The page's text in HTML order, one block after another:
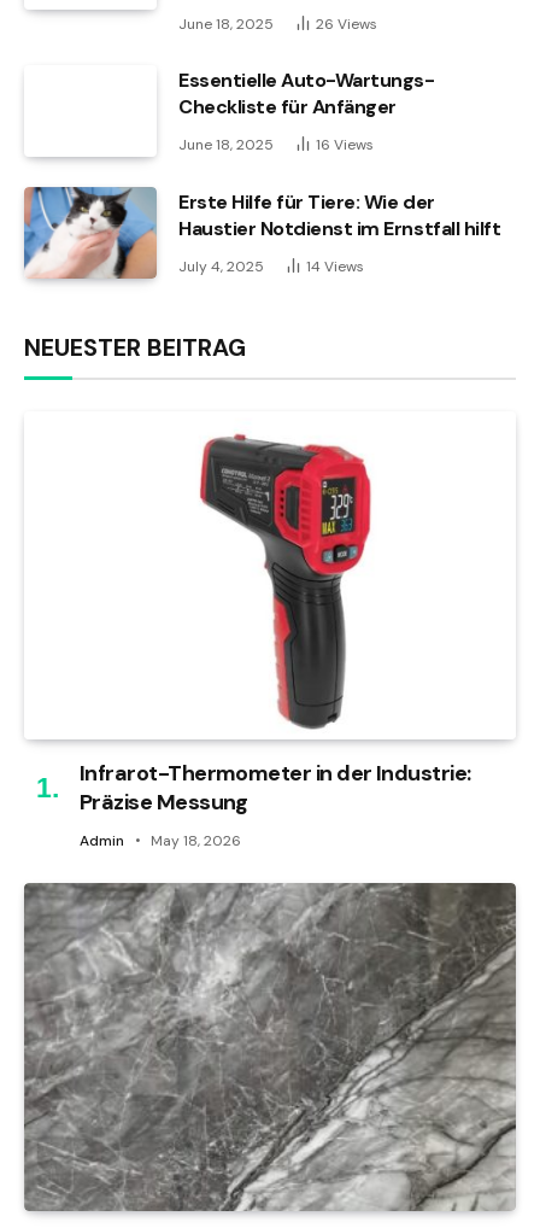
June 18, 2025 26 Views
Essentielle Auto-Wartungs-
Checkliste für Anfänger
June 18, 2025 16 Views
Erste Hilfe für Tiere: Wie der
Haustier Notdienst im Ernstfall hilft
July 4, 2025 14 Views
NEUESTER BEITRAG
Infrarot-Thermometer in der Industrie:
Präzise Messung
Admin May 18, 2026